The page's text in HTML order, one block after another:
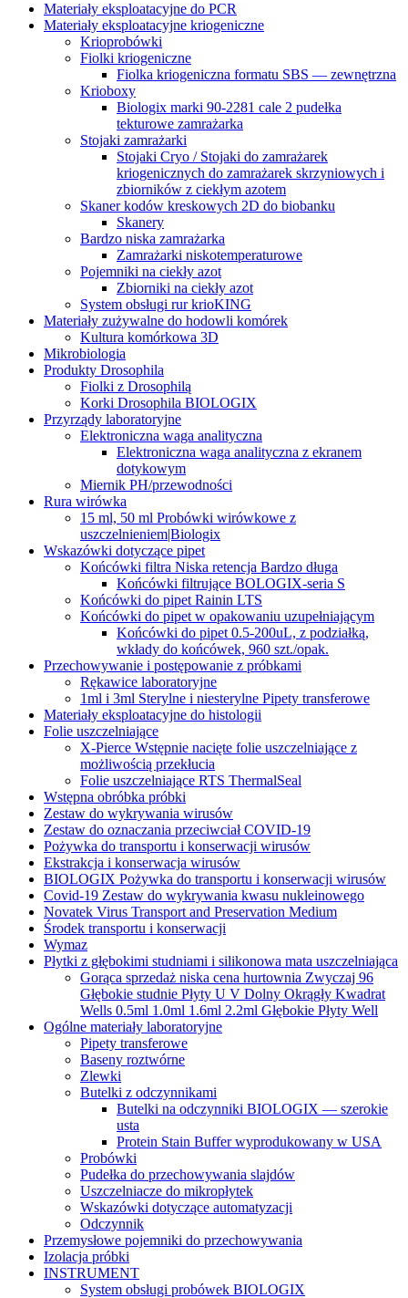
Materiały eksploatacyjne do PCR
Materiały eksploatacyjne kriogeniczne
Krioprobówki
Fiolki kriogeniczne
Fiolka kriogeniczna formatu SBS — zewnętrzna
Krioboxy
Biologix marki 90-2281 cale 2 pudełka
tekturowe zamrażarka
Stojaki zamrażarki
Stojaki Cryo / Stojaki do zamrażarek
kriogenicznych do zamrażarek skrzyniowych i
zbiorników z ciekłym azotem
Skaner kodów kreskowych 2D do biobanku
Skanery
Bardzo niska zamrażarka
Zamrażarki niskotemperaturowe
Pojemniki na ciekły azot
Zbiorniki na ciekły azot
System obsługi rur krioKING
Materiały zużywalne do hodowli komórek
Kultura komórkowa 3D
Mikrobiologia
Produkty Drosophila
Fiolki z Drosophilą
Korki Drosophila BIOLOGIX
Przyrządy laboratoryjne
Elektroniczna waga analityczna
Elektroniczna waga analityczna z ekranem
dotykowym
Miernik PH/przewodności
Rura wirówka
15 ml, 50 ml Probówki wirówkowe z
uszczelnieniem|Biologix
Wskazówki dotyczące pipet
Końcówki filtra Niska retencja Bardzo długa
Końcówki filtrujące BOLOGIX-seria S
Końcówki do pipet Rainin LTS
Końcówki do pipet w opakowaniu uzupełniającym
Końcówki do pipet 0.5-200uL, z podziałką,
wkłady do końcówek, 960 szt./opak.
Przechowywanie i postępowanie z próbkami
Rękawice laboratoryjne
1ml i 3ml Sterylne i niesterylne Pipety transferowe
Materiały eksploatacyjne do histologii
Folie uszczelniające
X-Pierce Wstępnie nacięte folie uszczelniające z
możliwością przekłucia
Folie uszczelniające RTS ThermalSeal
Wstępna obróbka próbki
Zestaw do wykrywania wirusów
Zestaw do oznaczania przeciwciał COVID-19
Pożywka do transportu i konserwacji wirusów
Ekstrakcja i konserwacja wirusów
BIOLOGIX Pożywka do transportu i konserwacji wirusów
Covid-19 Zestaw do wykrywania kwasu nukleinowego
Novatek Virus Transport and Preservation Medium
Środek transportu i konserwacji
Wymaz
Płytki z głębokimi studniami i silikonowa mata uszczelniająca
Gorąca sprzedaż niska cena hurtownia Zwyczaj 96
Głębokie studnie Płyty U V Dolny Okrągły Kwadrat
Wells 0.5ml 1.0ml 1.6ml 2.2ml Głębokie Płyty Well
Ogólne materiały laboratoryjne
Pipety transferowe
Baseny roztwórne
Zlewki
Butelki z odczynnikami
Butelki na odczynniki BIOLOGIX — szerokie
usta
Protein Stain Buffer wyprodukowany w USA
Probówki
Pudełka do przechowywania slajdów
Uszczelniacze do mikropłytek
Wskazówki dotyczące automatyzacji
Odczynnik
Przemysłowe pojemniki do przechowywania
Izolacja próbki
INSTRUMENT
System obsługi probówek BIOLOGIX